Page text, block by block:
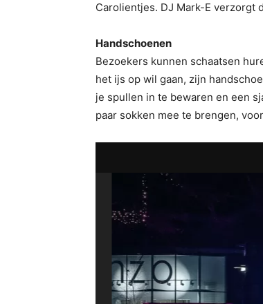
Carolientjes. DJ Mark-E verzorgt
Handschoenen
Bezoekers kunnen schaatsen
het ijs op wil gaan, zijn
je spullen in te bewaren en een
paar sokken mee te brengen,